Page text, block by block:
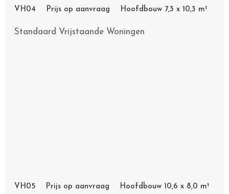
VH04 Prijs op aanvraag Hoofdbouw 7,3 x 10,3 m¹
Standaard Vrijstaande Woningen
VH05 Prijs op aanvraag Hoofdbouw 10,6 x 8,0 m¹